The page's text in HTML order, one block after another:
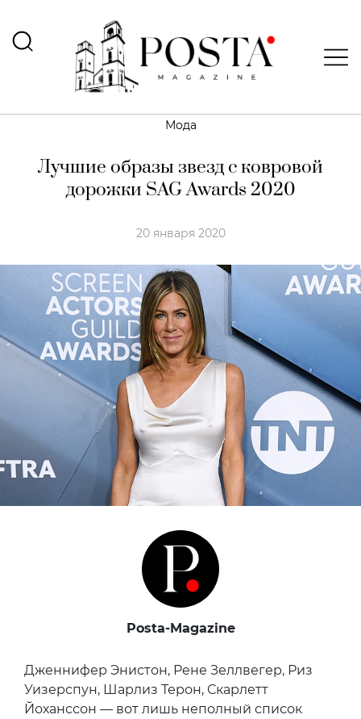
Мода
Лучшие образы звезд с ковровой
дорожки SAG Awards 2020
20 января 2020
Posta-Magazine
Дженнифер Энистон, Рене Зеллвегер, Риз
Уизерспун, Шарлиз Терон, Скарлетт
Йоханссон — вот лишь неполный список